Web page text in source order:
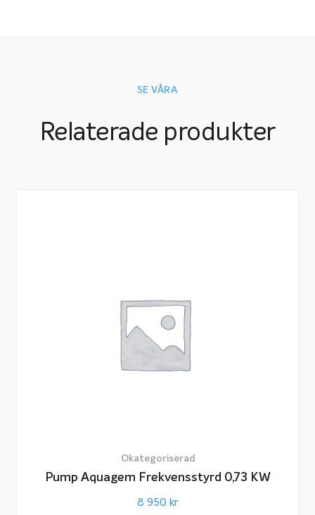
SE VÅRA
Relaterade produkter
Okategoriserad
Pump Aquagem Frekvensstyrd 0,73 KW
8 950 kr